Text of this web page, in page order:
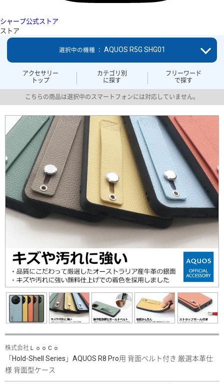
シャープ公式ストア
ストア
アクセサリー
トップ
カテゴリ別
に探す
フリーワード
で探す
選択中の機種 ： AQUOS R5G SHG01
こちらの商品は選択中のスマートフォンには対応していません。
株式会社ＬｏｏＣｏ
「Hold-Shell Series」AQUOS R8 Pro用 背面ベルト付き 厳選本革仕
様 背面型ケース